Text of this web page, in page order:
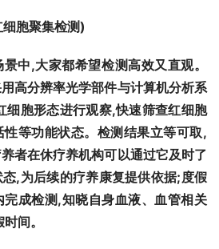
胞聚集检测)
中,大家都希望检测高效又直观。
高分辨率光学部件与计算机分析系
细胞形态进行观察,快速筛查红细胞
等功能状态。检测结果立等可取,
者在休疗养机构可以通过它及时了
,为后续的疗养康复提供依据;度假
成检测,知晓自身血液、血管相关
间。